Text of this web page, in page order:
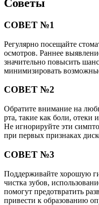
Советы
СОВЕТ №1
Регулярно посещайте
осмотров. Раннее
значительно повысить
минимизировать
СОВЕТ №2
Обратите внимание на
рта, такие как боли, отеки
Не игнорируйте эти
при первых признаках
СОВЕТ №3
Поддерживайте хорошую
чистка зубов,
помогут предотвратить
привести к образованию